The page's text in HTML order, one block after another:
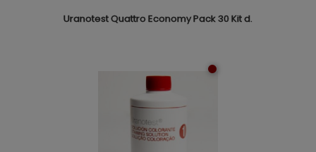
Uranotest Quattro Economy Pack 30 Kit d.